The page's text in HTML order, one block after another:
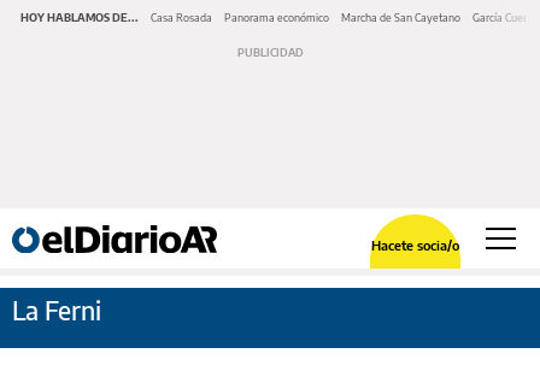
HOY HABLAMOS DE... Casa Rosada Panorama económico Marcha de San Cayetano García Cuerva
Hacete socia/o
La Ferni